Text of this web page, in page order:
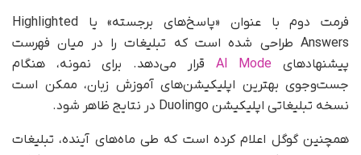
فرمت دوم با عنوان «پاسخ‌های برجسته» یا Highlighted
Answers طراحی شده است که تبلیغات را در میان فهرست
پیشنهادهای AI Mode قرار می‌دهد. برای نمونه، هنگام
جست‌وجوی بهترین اپلیکیشن‌های آموزش زبان، ممکن است
نسخه تبلیغاتی اپلیکیشن Duolingo در نتایج ظاهر شود.
همچنین گوگل اعلام کرده است که طی ماه‌های آینده، تبلیغات